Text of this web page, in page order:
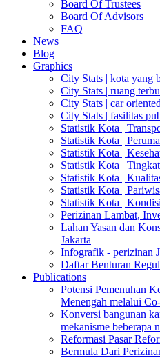
Board Of Trustees
Board Of Advisors
FAQ
News
Blog
Graphics
City Stats | kota yang
City Stats | ruang
City Stats | car
City Stats | fasilitas
Statistik Kota |
Statistik Kota |
Statistik Kota |
Statistik Kota |
Statistik Kota |
Statistik Kota |
Statistik Kota |
Perizinan Lambat,
Lahan Yasan dan
Jakarta
Infografik - perizinan
Daftar Benturan
Publications
Potensi Pemenuhan
Menengah melalui
Konversi bangunan
mekanisme beberapa
Reformasi Pasar
Bermula Dari